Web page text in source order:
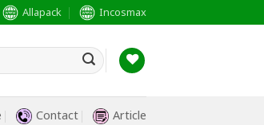
Allapack Incosmax
Contact Article